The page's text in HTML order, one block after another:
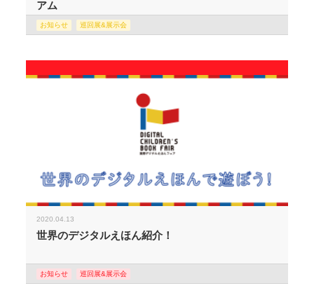
アム
お知らせ 巡回展&展示会
2020.04.13
世界のデジタルえほん紹介！
お知らせ 巡回展&展示会